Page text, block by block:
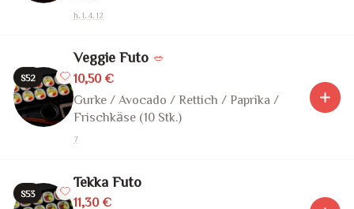
h, 1, 4, 12
S52
Veggie Futo 🥗
10,50 €
Gurke / Avocado / Rettich / Paprika /
Frischkäse (10 Stk.)
7
S53
Tekka Futo
11,30 €